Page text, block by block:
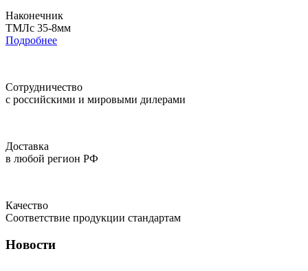
Наконечник
ТМЛс 35-8мм
Подробнее
Сотрудничество
с российскими и мировыми дилерами
Доставка
в любой регион РФ
Качество
Соответствие продукции стандартам
Новости